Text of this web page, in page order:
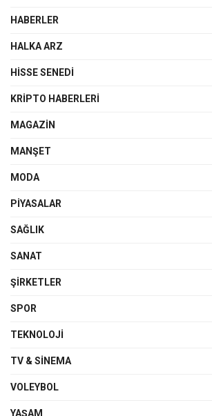
HABERLER
HALKA ARZ
HISSE SENEDI
KRIPTO HABERLERI
MAGAZİN
MANŞET
MODA
PIYASALAR
SAĞLIK
SANAT
ŞIRKETLER
SPOR
TEKNOLOJİ
TV & SINEMA
VOLEYBOL
YAŞAM